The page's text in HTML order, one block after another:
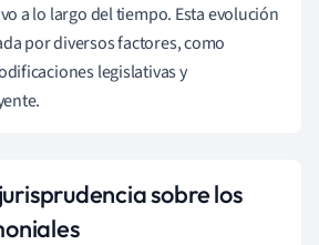
a lo largo del tiempo. Esta evolución
por diversos factores, como
legislativas y
sobre los